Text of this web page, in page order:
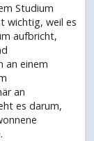
Studium
wichtig, weil es
aufbricht,
an einem
an
es darum,